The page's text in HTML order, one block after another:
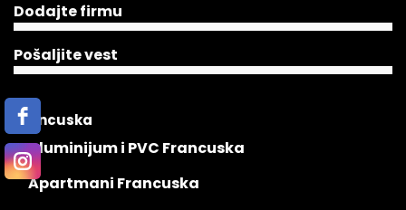
Dodajte firmu
Pošaljite vest
Francuska
Aluminijum i PVC Francuska
Apartmani Francuska